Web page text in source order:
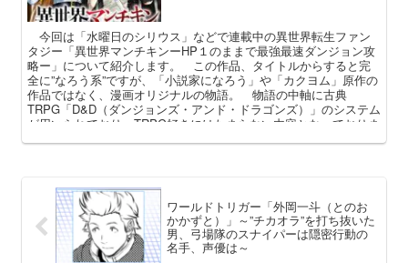
今回は「水曜日のシリウス」などで連載中の異世界転生ファン
タジー「異世界マンチキンーHP１のままで最強最速ダンジョン攻
略ー」について紹介します。 この作品、タイトルからすると完
全に”なろう系”ですが、「小説家になろう」や「カクヨム」原作の
作品ではなく、漫画オリジナルの物語。 物語の中軸に古典
TRPG「D&D（ダンジョンズ・アンド・ドラゴンズ）」のシステム
が用いられており、TRPG好きにはたまらない内容となっておりま
ワールドトリガー「外岡一斗（とのお
かかずと）」～”チカオラ”を打ち抜いた
男、弓場隊のスナイパーは隠密行動の
名手、声優は～